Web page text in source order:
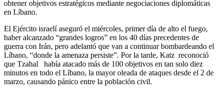
obtener objetivos estratégicos mediante negociaciones diplomáticas
en Líbano.
El Ejército israelí aseguró el miércoles, primer día de alto el fuego,
haber alcanzado “grandes logros” en los 40 días precedentes de
guerra con Irán, pero adelantó que van a continuar bombardeando el
Líbano, “donde la amenaza persiste”. Por la tarde, Katz reconoció
que Tzahal había atacado más de 100 objetivos en tan solo diez
minutos en todo el Líbano, la mayor oleada de ataques desde el 2 de
marzo, causando pánico entre la población civil.